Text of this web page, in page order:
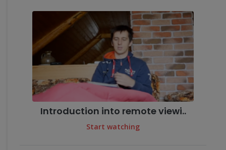
Introduction into remote viewi..
Start watching